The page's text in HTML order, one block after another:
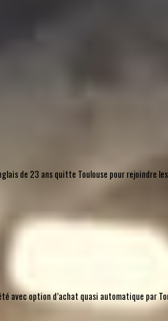
de 23 ans quitte Toulouse pour rejoindre
avec option d’achat quasi automatique par